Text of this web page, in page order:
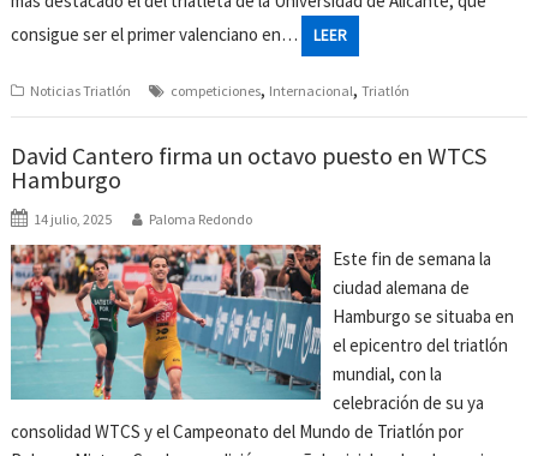
consigue ser el primer valenciano en…
LEER
Noticias Triatlón competiciones, Internacional,Triatlón
David Cantero firma un octavo puesto en WTCS
Hamburgo
14 julio, 2025 Paloma Redondo
Este fin de semana la
ciudad alemana de
Hamburgo se situaba en
el epicentro del triatlón
mundial, con la
celebración de su ya
consolidad WTCS y el Campeonato del Mundo de Triatlón por